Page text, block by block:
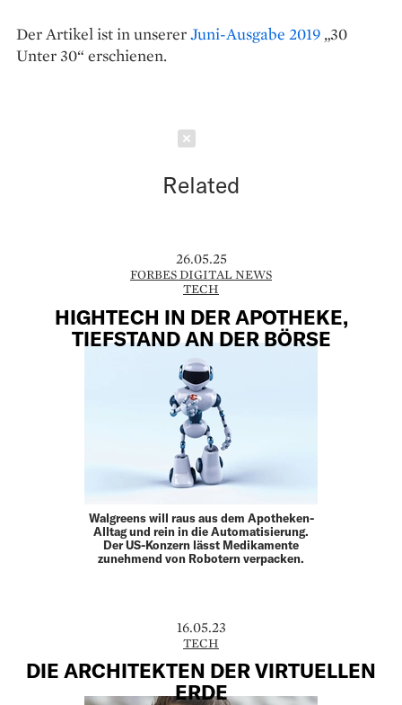
Der Artikel ist in unsererJuni-Ausgabe 2019 „30
Unter 30“ erschienen.
Related
26.05.25
FORBES DIGITAL NEWS
TECH
HIGHTECH IN DER APOTHEKE,
TIEFSTAND AN DER BÖRSE
Walgreens will raus aus dem Apotheken-
Alltag und rein in die Automatisierung.
Der US-Konzern lässt Medikamente
zunehmend von Robotern verpacken.
16.05.23
TECH
DIE ARCHITEKTEN DER VIRTUELLEN
ERDE